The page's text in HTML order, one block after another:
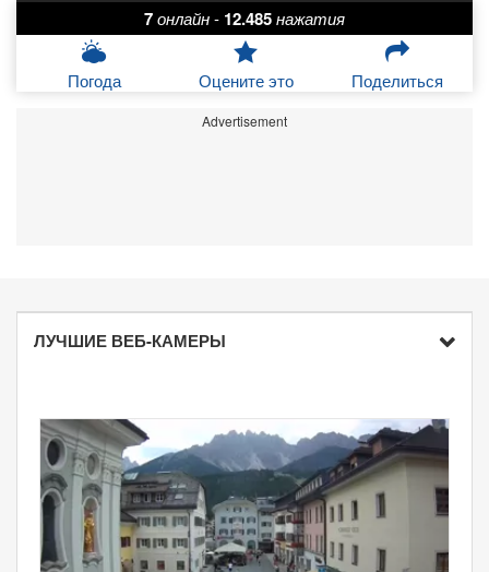
7онлайн- 12.485нажатия
Погода Оцените это Поделиться
Advertisement
ЛУЧШИЕ ВЕБ-КАМЕРЫ